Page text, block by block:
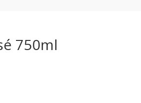
750ml